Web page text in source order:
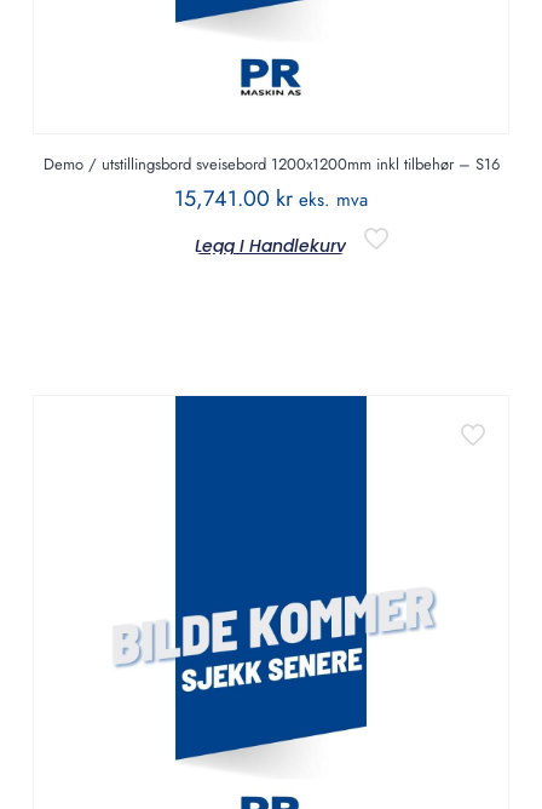
Demo / utstillingsbord sveisebord 1200x1200mm inkl tilbehør – S16
15,741.00 kr eks. mva
Legg I Handlekurv